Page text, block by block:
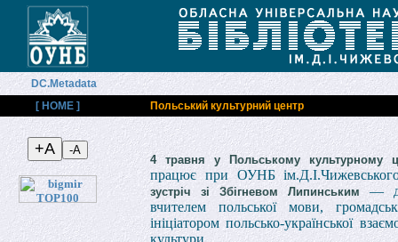
DC.Metadata
[ HOME ]
Польський культурний центр
4 травня у Польському культурному
працює при ОУНБ
зустріч зі Збігневом Липинським
—
вчителем польської мови,
ініціатором польсько-української
культури.